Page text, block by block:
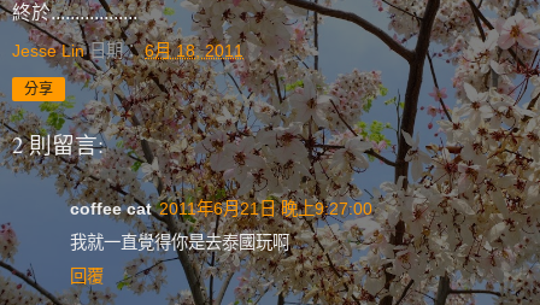
終於..................
Jesse Lin 日期：6月 18, 2011
分享
2 則留言:
coffee cat 2011年6月21日 晚上9:27:00
我就一直覺得你是去泰國玩啊
回覆